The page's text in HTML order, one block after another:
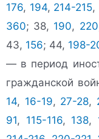
176, 194, 214-215,
360; 38, 190, 220
43, 156; 44, 198-
— в период
гражданской
14, 16-19, 27-28,
91, 115-116, 138,